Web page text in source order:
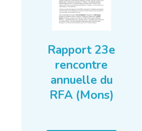
Rapport 23e
rencontre
annuelle du
RFA (Mons)